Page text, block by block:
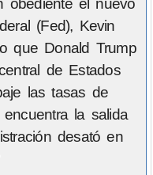
obediente el nuevo
(Fed), Kevin
que Donald Trump
de Estados
las tasas de
la salida
desató en